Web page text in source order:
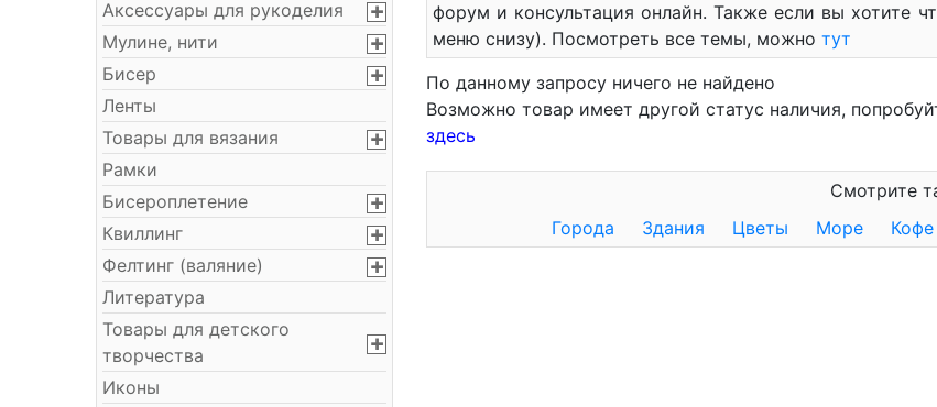
Аксессуары для рукоделия
Мулине, нити
Бисер
Ленты
Товары для вязания
Рамки
Бисероплетение
Квиллинг
Фелтинг (валяние)
Литература
Товары для детского
творчества
Иконы
форум и консультация онлайн. Также если вы хотите
меню снизу). Посмотреть все темы, можно тут
По данному запросу ничего не найдено
Возможно товар имеет другой статус наличия,
здесь
Смотрите
Города
Здания Цветы Море Кофе